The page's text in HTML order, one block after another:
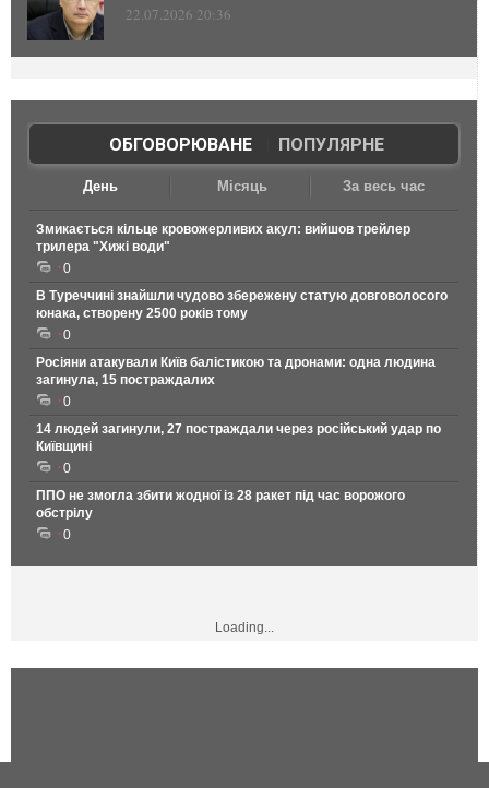
22.07.2026 20:36
ОБГОВОРЮВАНЕ| ПОПУЛЯРНЕ
День Місяць За весь час
Змикається кільце кровожерливих акул: вийшов трейлер
трилера "Хижі води"
0
В Туреччині знайшли чудово збережену статую довговолосого
юнака, створену 2500 років тому
0
Росіяни атакували Київ балістикою та дронами: одна людина
загинула, 15 постраждалих
0
14 людей загинули, 27 постраждали через російський удар по
Київщині
0
ППО не змогла збити жодної із 28 ракет під час ворожого
обстрілу
0
Loading...